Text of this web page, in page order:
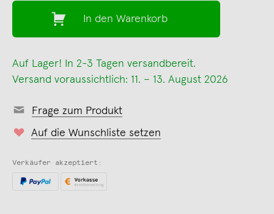
In den Warenkorb
Auf Lager! In 2-3 Tagen versandbereit.
Versand voraussichtlich: 11. – 13. August 2026
Frage zum Produkt
Auf die Wunschliste setzen
Verkäufer akzeptiert: